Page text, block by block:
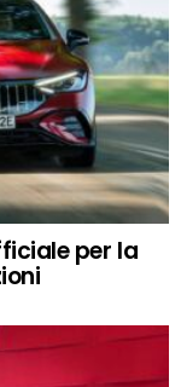
per la